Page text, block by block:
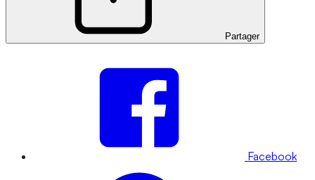
Partager
Facebook